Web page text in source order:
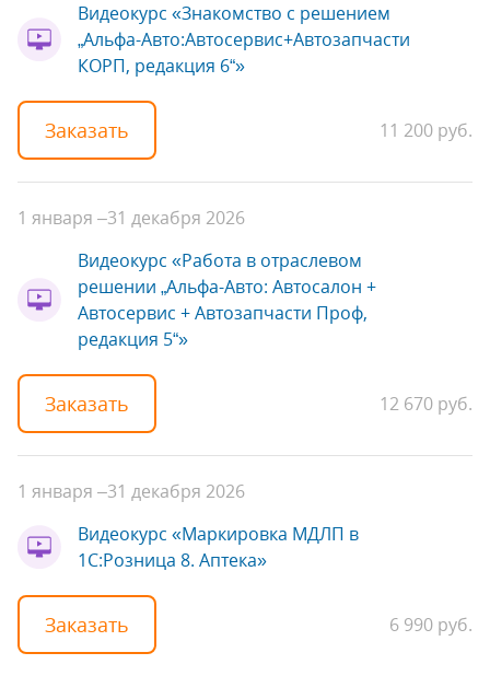
Видеокурс «Знакомство с решением
„Альфа-Авто:Автосервис+Автозапчасти
КОРП, редакция 6“»
11 200 руб.
Заказать
1 января –31 декабря 2026
Видеокурс «Работа в отраслевом
решении „Альфа-Авто: Автосалон +
Автосервис + Автозапчасти Проф,
редакция 5“»
12 670 руб.
Заказать
1 января –31 декабря 2026
Видеокурс «Маркировка МДЛП в
1С:Розница 8. Аптека»
6 990 руб.
Заказать